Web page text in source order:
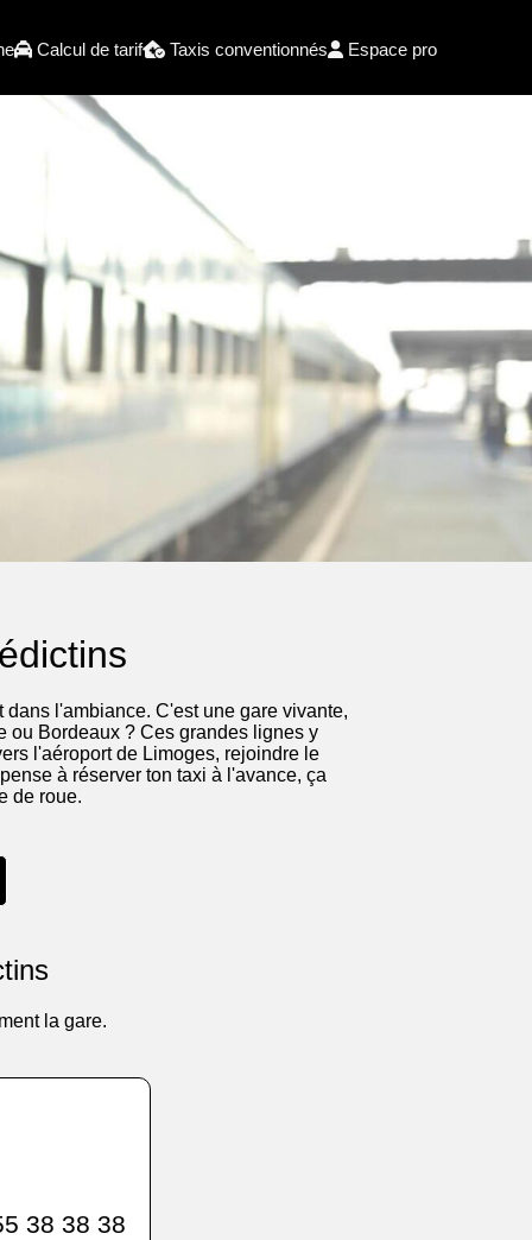
Calcul de tarif Taxis conventionnés Espace pro
l'ambiance. C'est une gare vivante,
ou Bordeaux ? Ces grandes lignes y
l'aéroport de Limoges, rejoindre le
à réserver ton taxi à l'avance, ça
de roue.
la gare.
38 38 38